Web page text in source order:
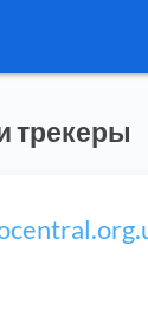
трекеры